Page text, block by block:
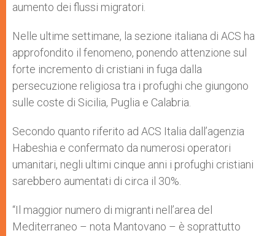
aumento dei flussi migratori.
Nelle ultime settimane, la sezione italiana di ACS ha
approfondito il fenomeno, ponendo attenzione sul
forte incremento di cristiani in fuga dalla
persecuzione religiosa tra i profughi che giungono
sulle coste di Sicilia, Puglia e Calabria.
Secondo quanto riferito ad ACS Italia dall’agenzia
Habeshia e confermato da numerosi operatori
umanitari, negli ultimi cinque anni i profughi cristiani
sarebbero aumentati di circa il 30%.
“Il maggior numero di migranti nell’area del
Mediterraneo – nota Mantovano – è soprattutto